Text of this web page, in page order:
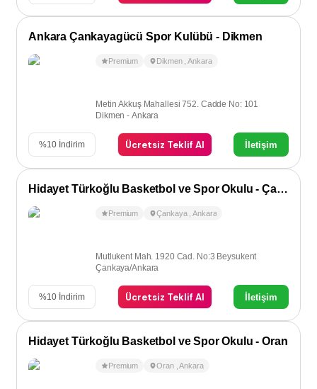
Ankara Çankayagücü Spor Kulübü - Dikmen
Premium Dikmen ,Ankara
Metin Akkuş Mahallesi 752. Cadde No: 101
Dikmen - Ankara
%10 İndirim Ücretsiz Teklif Al İletişim
Hidayet Türkoğlu Basketbol ve Spor Okulu - Çankaya
Premium Çankaya ,Ankara
Mutlukent Mah. 1920 Cad. No:3 Beysukent
Çankaya/Ankara
%10 İndirim Ücretsiz Teklif Al İletişim
Hidayet Türkoğlu Basketbol ve Spor Okulu - Oran
Premium Oran ,Ankara